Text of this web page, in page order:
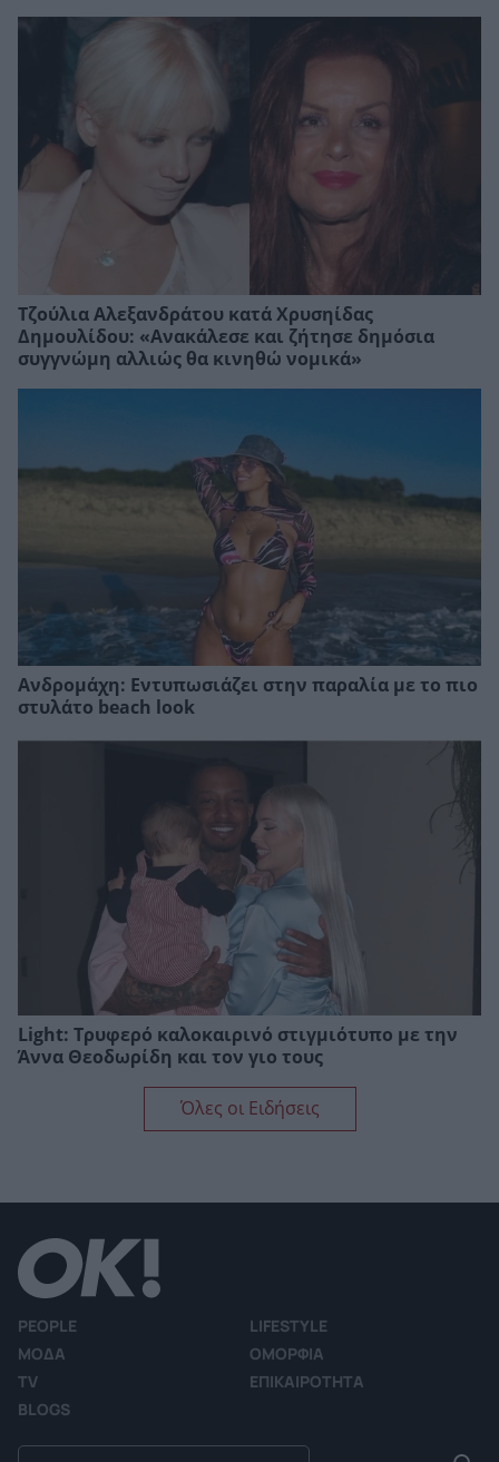
Τζούλια Αλεξανδράτου κατά Χρυσηίδας
Δημουλίδου: «Ανακάλεσε και ζήτησε δημόσια
συγγνώμη αλλιώς θα κινηθώ νομικά»
Ανδρομάχη: Εντυπωσιάζει στην παραλία με το πιο
στυλάτο beach look
Light: Τρυφερό καλοκαιρινό στιγμιότυπο με την
Άννα Θεοδωρίδη και τον γιο τους
Όλες οι Ειδήσεις
PEOPLE
LIFESTYLE
ΜΟΔΑ
ΟΜΟΡΦΙΑ
TV
ΕΠΙΚΑΙΡΟΤΗΤΑ
BLOGS